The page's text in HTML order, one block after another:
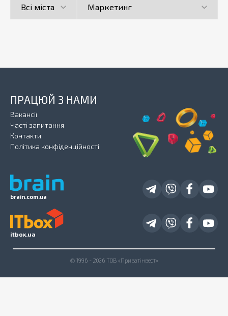
brain.com.ua
ПРАЦЮЙ З НАМИ
Вакансії
Часті запитання
Контакти
Політика конфіденційності
itbox.ua
© 1996 - 2026 ТОВ «Приватінвест»